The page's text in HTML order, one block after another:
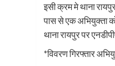
इसी क्रम मे थाना
पास से एक अभियुक्ता
थाना रायपुर पर
*विवरण गिरफ्तार